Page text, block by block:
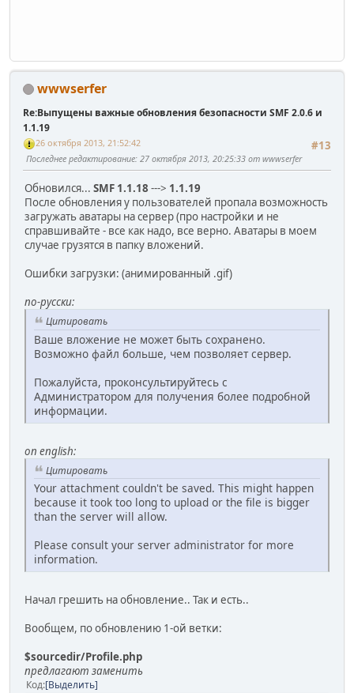
wwwserfer
Re:Выпущены важные обновления безопасности SMF 2.0.6 и
1.1.19
#13
26 октября 2013, 21:52:42
Последнее редактирование: 27 октября 2013, 20:25:33 от wwwserfer
Обновился... SMF 1.1.18 ---> 1.1.19
После обновления у пользователей пропала возможность
загружать аватары на сервер (про настройки и не
справшивайте - все как надо, все верно. Аватары в моем
случае грузятся в папку вложений.
Ошибки загрузки: (анимированный .gif)
по-русски:
Цитировать
Ваше вложение не может быть сохранено.
Возможно файл больше, чем позволяет сервер.
Пожалуйста, проконсультируйтесь с
Администратором для получения более подробной
информации.
on english:
Цитировать
Your attachment couldn't be saved. This might happen
because it took too long to upload or the file is bigger
than the server will allow.
Please consult your server administrator for more
information.
Начал грешить на обновление.. Так и есть..
Вообщем, по обновлению 1-ой ветки:
$sourcedir/Profile.php
предлагают заменить
Код Выделить